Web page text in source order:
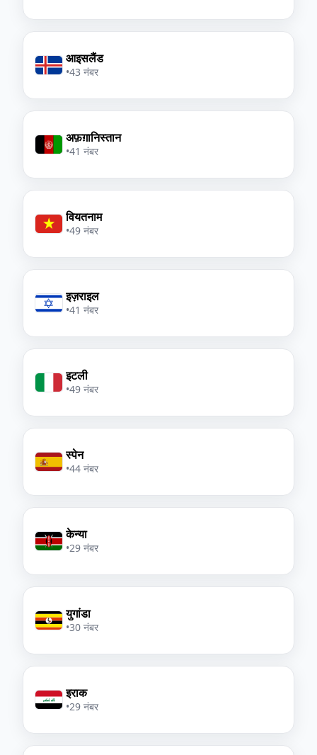
आइसलैंड
•43 नंबर
अफ़ग़ानिस्तान
•41 नंबर
वियतनाम
•49 नंबर
इज़राइल
•41 नंबर
इटली
•49 नंबर
स्पेन
•44 नंबर
केन्या
•29 नंबर
युगांडा
•30 नंबर
इराक
•29 नंबर